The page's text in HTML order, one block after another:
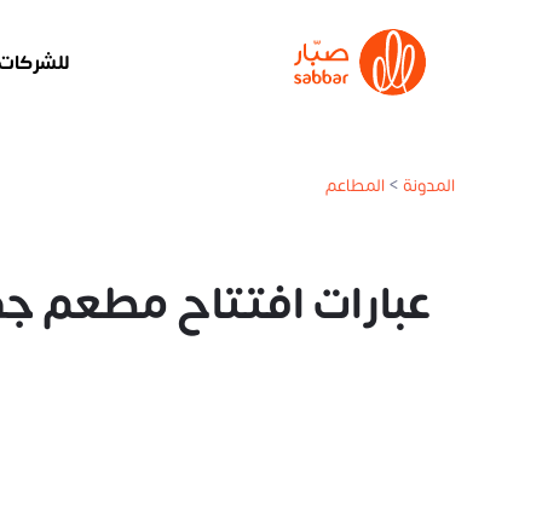
المدونة>المطاعم
عبارات افتتاح مطعم